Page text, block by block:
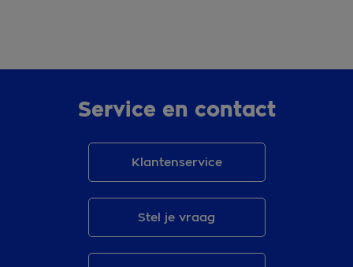
Service en contact
Klantenservice
Stel je vraag